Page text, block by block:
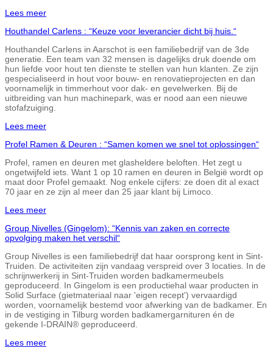
Lees meer
Houthandel Carlens : “Keuze voor leverancier dicht bij huis.“
Houthandel Carlens in Aarschot is een familiebedrijf van de 3de
generatie. Een team van 32 mensen is dagelijks druk doende om
hun liefde voor hout ten dienste te stellen van hun klanten. Ze zijn
gespecialiseerd in hout voor bouw- en renovatieprojecten en dan
voornamelijk in timmerhout voor dak- en gevelwerken. Bij de
uitbreiding van hun machinepark, was er nood aan een nieuwe
stofafzuiging.
Lees meer
Profel Ramen & Deuren : “Samen komen we snel tot oplossingen“
Profel, ramen en deuren met glasheldere beloften. Het zegt u
ongetwijfeld iets. Want 1 op 10 ramen en deuren in België wordt op
maat door Profel gemaakt. Nog enkele cijfers: ze doen dit al exact
70 jaar en ze zijn al meer dan 25 jaar klant bij Limoco.
Lees meer
Group Nivelles (Gingelom): “Kennis van zaken en correcte
opvolging maken het verschil“
Group Nivelles is een familiebedrijf dat haar oorsprong kent in Sint-
Truiden. De activiteiten zijn vandaag verspreid over 3 locaties. In de
schrijnwerkerij in Sint-Truiden worden badkamermeubels
geproduceerd. In Gingelom is een productiehal waar producten in
Solid Surface (gietmateriaal naar 'eigen recept') vervaardigd
worden, voornamelijk bestemd voor afwerking van de badkamer. En
in de vestiging in Tilburg worden badkamergarnituren én de
gekende I-DRAIN® geproduceerd.
Lees meer